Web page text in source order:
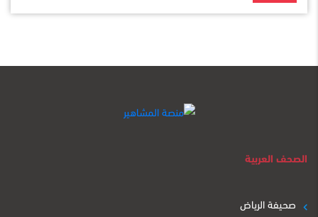
الصحف العربية
صحيفة الرياض